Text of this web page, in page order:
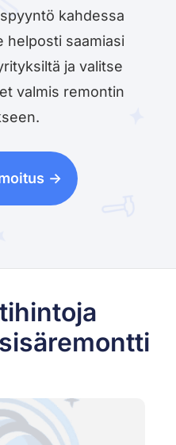
kahdessa
helposti saamiasi
ja valitse
valmis remontin
->